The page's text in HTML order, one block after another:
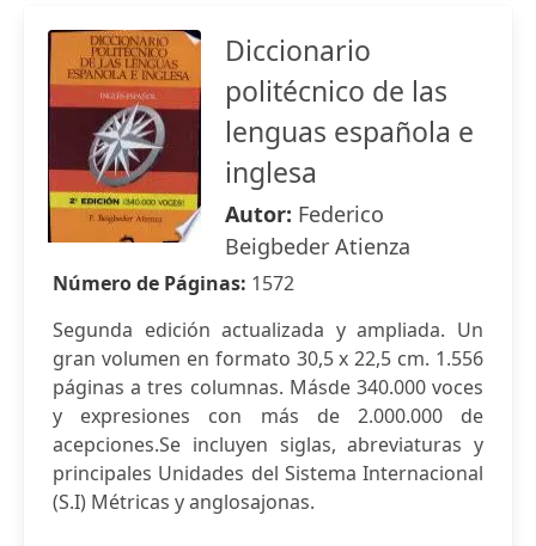
Diccionario
politécnico de las
lenguas española e
inglesa
Autor: Federico
Beigbeder Atienza
Número de Páginas: 1572
Segunda edición actualizada y ampliada. Un
gran volumen en formato 30,5 x 22,5 cm. 1.556
páginas a tres columnas. Másde 340.000 voces
y expresiones con más de 2.000.000 de
acepciones.Se incluyen siglas, abreviaturas y
principales Unidades del Sistema Internacional
(S.I) Métricas y anglosajonas.